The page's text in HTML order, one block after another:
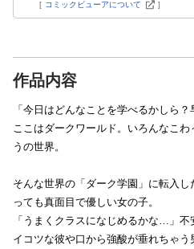
[ コミックビューアについて ]
作品内容
「今日はどんなことを学べるかしら？
ここはダークワールド。いろんなこ
うの世界。
そんな世界の「ダーク学園」に転入
っても真面目で優しい女の子。
「うまくクラスになじめるかな…」
イコツな彼や口から強酸が垂れちゃ